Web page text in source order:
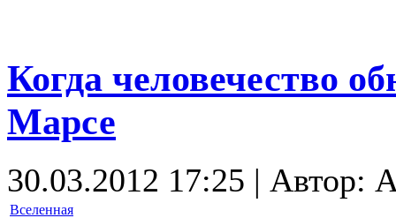
Когда человечество
Марсе
30.03.2012 17:25 | Автор:
Вселенная